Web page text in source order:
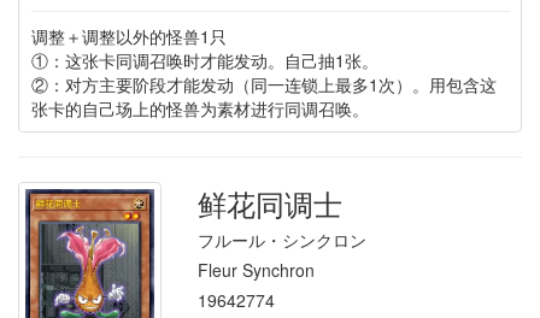
调整＋调整以外的怪兽1只
①：这张卡同调召唤时才能发动。自己抽1张。
②：对方主要阶段才能发动（同一连锁上最多1次）。用包含这
张卡的自己场上的怪兽为素材进行同调召唤。
鲜花同调士
フルール・シンクロン
Fleur Synchron
19642774